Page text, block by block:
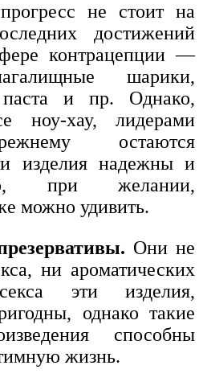
не стоит на
достижений
контрацепции —
шарики,
паста и пр. Однако,
ноу-хау, лидерами
остаются
изделия надежны и
при желании,
можно удивить.
Они не
ни ароматических
эти изделия,
однако такие
способны
жизнь.